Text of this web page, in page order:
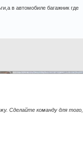
в автомобиле багажник где
Сделайте команду для